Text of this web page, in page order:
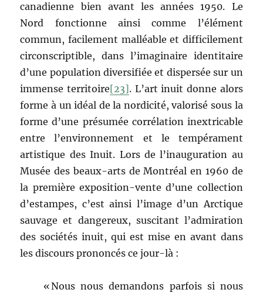
canadienne bien avant les années 1950. Le
Nord fonctionne ainsi comme l’élément
commun, facilement malléable et difficilement
circonscriptible, dans l’imaginaire identitaire
d’une population diversifiée et dispersée sur un
immense territoire[23]. L’art inuit donne alors
forme à un idéal de la nordicité, valorisé sous la
forme d’une présumée corrélation inextricable
entre l’environnement et le tempérament
artistique des Inuit. Lors de l’inauguration au
Musée des beaux-arts de Montréal en 1960 de
la première exposition-vente d’une collection
d’estampes, c’est ainsi l’image d’un Arctique
sauvage et dangereux, suscitant l’admiration
des sociétés inuit, qui est mise en avant dans
les discours prononcés ce jour-là :
« Nous nous demandons parfois si nous